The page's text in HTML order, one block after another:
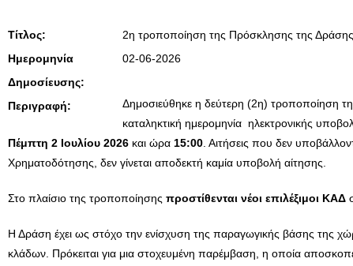
Τίτλος:
2η τροποποίηση της Πρόσκλησης της
Ημερομηνία
Δημοσίευσης:
02-06-2026
Περιγραφή: Δημοσιεύθηκε η δεύτερη (2η) τροποποίηση
καταληκτική ημερομηνία ηλεκτρονικής
Πέμπτη 2 Ιουλίου 2026 και ώρα 15:00 . Αιτήσεις που δεν
Χρηματοδότησης, δεν γίνεται αποδεκτή καμία υποβολή αίτησης.
Στο πλαίσιο της τροποποίησης προστίθενται νέοι επιλέξιμοι ΚΑΔ
Η Δράση έχει ως στόχο την ενίσχυση της παραγωγικής βάσης της
κλάδων. Πρόκειται για μια στοχευμένη παρέμβαση, η οποία